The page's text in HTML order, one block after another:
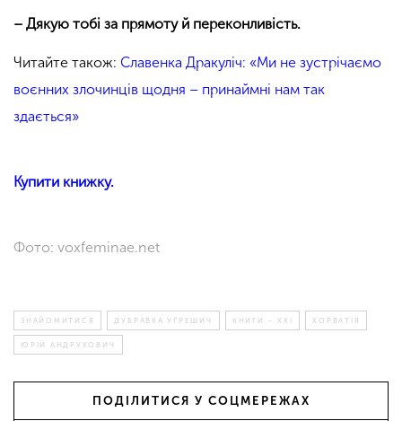
– Дякую тобі за прямоту й переконливість.
Читайте також: Славенка Дракуліч: «Ми не зустрічаємо
воєнних злочинців щодня – принаймні нам так
здається»
Купити книжку.
Фото: voxfeminae.net
ЗНАЙОМИТИСЯ ДУБРАВКА УҐРЕШИЧ КНИГИ – ХХІ ХОРВАТІЯ
ЮРІЙ АНДРУХОВИЧ
ПОДІЛИТИСЯ У СОЦМЕРЕЖАХ